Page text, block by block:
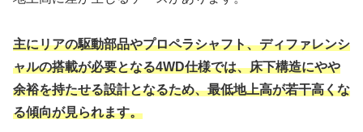
主にリアの駆動部品やプロペラシャフト、ディファレンシ
ャルの搭載が必要となる4WD仕様では、床下構造にやや
余裕を持たせる設計となるため、最低地上高が若干高くな
る傾向が見られます。